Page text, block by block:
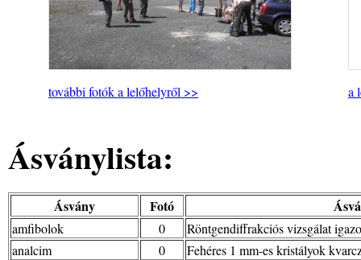
további fotók a lelőhelyről >> a
Ásványlista:
Ásvány Fotó
amfibolok 0
Röntgendiffrakciós vizsgálat
analcim
0
Fehéres 1 mm-es kristályok